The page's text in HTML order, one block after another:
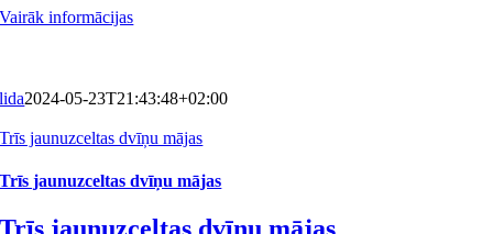
Vairāk informācijas
lida2024-05-23T21:43:48+02:00
Trīs jaunuzceltas dvīņu mājas
Trīs jaunuzceltas dvīņu mājas